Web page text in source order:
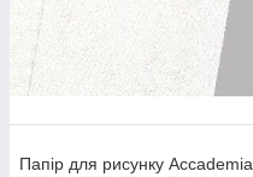
Папір для рисунку Accademia